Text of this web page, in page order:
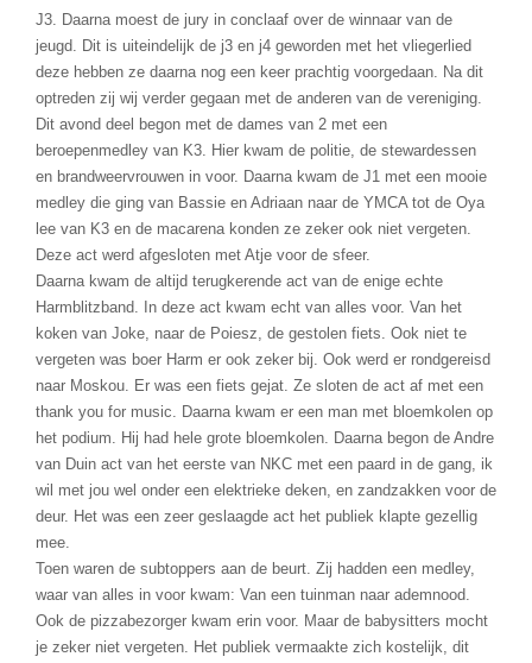
J3. Daarna moest de jury in conclaaf over de winnaar van de
jeugd. Dit is uiteindelijk de j3 en j4 geworden met het vliegerlied
deze hebben ze daarna nog een keer prachtig voorgedaan. Na dit
optreden zij wij verder gegaan met de anderen van de vereniging.
Dit avond deel begon met de dames van 2 met een
beroepenmedley van K3. Hier kwam de politie, de stewardessen
en brandweervrouwen in voor. Daarna kwam de J1 met een mooie
medley die ging van Bassie en Adriaan naar de YMCA tot de Oya
lee van K3 en de macarena konden ze zeker ook niet vergeten.
Deze act werd afgesloten met Atje voor de sfeer.
Daarna kwam de altijd terugkerende act van de enige echte
Harmblitzband. In deze act kwam echt van alles voor. Van het
koken van Joke, naar de Poiesz, de gestolen fiets. Ook niet te
vergeten was boer Harm er ook zeker bij. Ook werd er rondgereisd
naar Moskou. Er was een fiets gejat. Ze sloten de act af met een
thank you for music. Daarna kwam er een man met bloemkolen op
het podium. Hij had hele grote bloemkolen. Daarna begon de Andre
van Duin act van het eerste van NKC met een paard in de gang, ik
wil met jou wel onder een elektrieke deken, en zandzakken voor de
deur. Het was een zeer geslaagde act het publiek klapte gezellig
mee.
Toen waren de subtoppers aan de beurt. Zij hadden een medley,
waar van alles in voor kwam: Van een tuinman naar ademnood.
Ook de pizzabezorger kwam erin voor. Maar de babysitters mocht
je zeker niet vergeten. Het publiek vermaakte zich kostelijk, dit